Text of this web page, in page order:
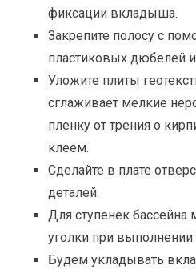
фиксации вкладыша.
Закрепите полосу с
пластиковых дюбелей
Уложите плиты
сглаживает мелкие
пленку от трения о
клеем.
Сделайте в плате
деталей.
Для ступенек бассейна
уголки при
Будем укладывать